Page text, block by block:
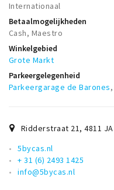
Internationaal
Betaalmogelijkheden
Cash, Maestro
Winkelgebied
Grote Markt
Parkeergelegenheid
Parkeergarage de Barones,
Ridderstraat 21,4811 JA
5bycas.nl
+ 31 (6) 2493 1425
info@5bycas.nl